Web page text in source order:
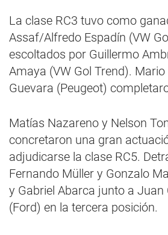
La clase RC3 tuvo como
Assaf/Alfredo Espadín (VW
escoltados por Guillermo
Amaya (VW Gol Trend).
Guevara (Peugeot)
Matías Nazareno y Nelson
concretaron una gran
adjudicarse la clase RC5.
Fernando Müller y Gonzalo
y Gabriel Abarca junto a Juan
(Ford) en la tercera posición.